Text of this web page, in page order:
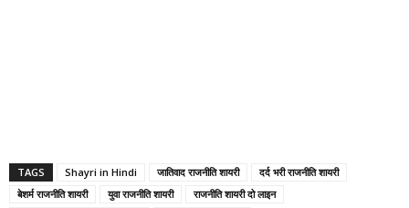
TAGS Shayri in Hindi जातिवाद राजनीति शायरी
दर्द भरी राजनीति शायरी
बेशर्म राजनीति शायरी
युवा राजनीति शायरी
राजनीति शायरी दो लाइन